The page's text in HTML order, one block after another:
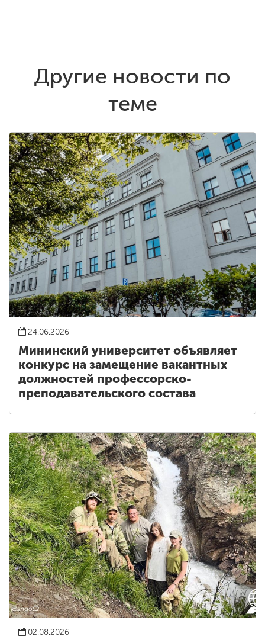
Другие новости по
теме
24.06.2026
Мининский университет объявляет
конкурс на замещение вакантных
должностей профессорско-
преподавательского состава
02.08.2026